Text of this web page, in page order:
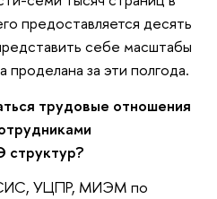
предоставляется десять
себе масштабы
проделана за эти полгода.
трудовые отношения
УЦПР, МИЭМ по